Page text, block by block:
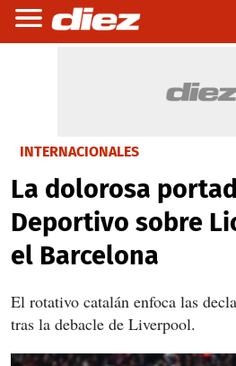
INTERNACIONALES
La dolorosa
Deportivo sobre
el Barcelona
El rotativo catalán enfoca las
tras la debacle de Liverpool.